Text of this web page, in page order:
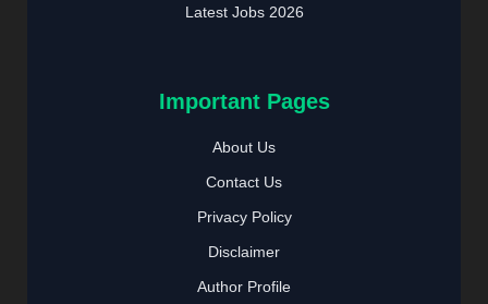
Latest Jobs 2026
Important Pages
About Us
Contact Us
Privacy Policy
Disclaimer
Author Profile